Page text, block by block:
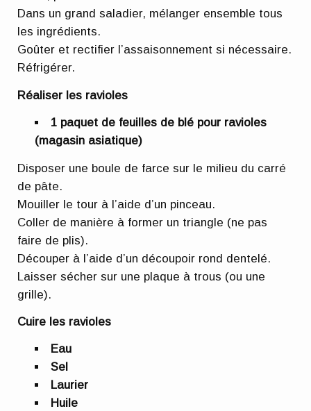
Dans un grand saladier, mélanger ensemble tous
les ingrédients.
Goûter et rectifier l’assaisonnement si nécessaire.
Réfrigérer.
Réaliser les ravioles
1 paquet de feuilles de blé pour ravioles
(magasin asiatique)
Disposer une boule de farce sur le milieu du carré
de pâte.
Mouiller le tour à l’aide d’un pinceau.
Coller de manière à former un triangle (ne pas
faire de plis).
Découper à l’aide d’un découpoir rond dentelé.
Laisser sécher sur une plaque à trous (ou une
grille).
Cuire les ravioles
Eau
Sel
Laurier
Huile